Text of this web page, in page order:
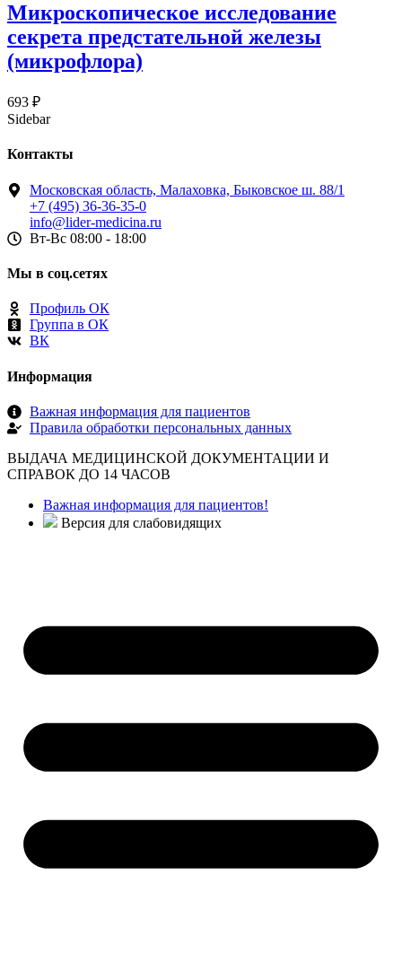
Микроскопическое исследование
секрета предстательной железы
(микрофлора)
693 ₽
Sidebar
Контакты
Московская область, Малаховка, Быковское ш. 88/1
+7 (495) 36-36-35-0
info@lider-medicina.ru
Вт-Вс 08:00 - 18:00
Мы в соц.сетях
Профиль ОК
Группа в ОК
ВК
Информация
Важная информация для пациентов
Правила обработки персональных данных
ВЫДАЧА МЕДИЦИНСКОЙ ДОКУМЕНТАЦИИ И
СПРАВОК ДО 14 ЧАСОВ
Важная информация для пациентов!
Версия для слабовидящих